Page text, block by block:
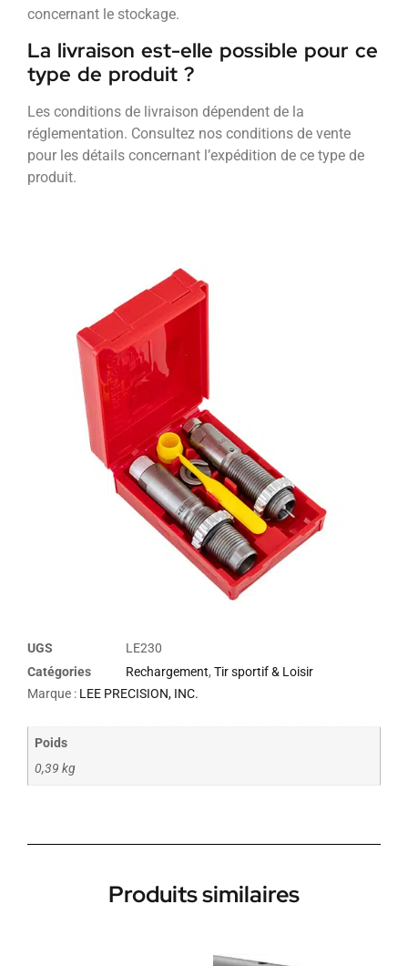
concernant le stockage.
La livraison est-elle possible pour ce
type de produit ?
Les conditions de livraison dépendent de la
réglementation. Consultez nos conditions de vente
pour les détails concernant l’expédition de ce type de
produit.
UGS
LE230
Catégories
Rechargement, Tir sportif & Loisir
Marque : LEE PRECISION, INC.
Poids
0,39 kg
Produits similaires